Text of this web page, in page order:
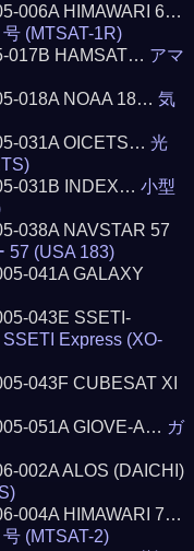
006A HIMAWARI 6…
(MTSAT-1R)
017B HAMSAT… アマ
018A NOAA 18…気
031A OICETS…光
031B INDEX…小型
038A NAVSTAR 57
57 (USA 183)
041A GALAXY
043E SSETI-
Express (XO-
043F CUBESAT XI
051A GIOVE-A… ガ
002A ALOS (DAICHI)
004A HIMAWARI 7…
(MTSAT-2)